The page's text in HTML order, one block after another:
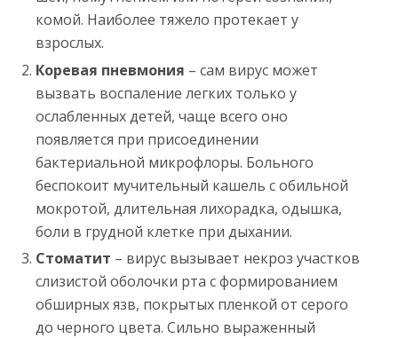
комой. Наиболее тяжело протекает у
взрослых.
Коревая пневмония – сам вирус может
вызвать воспаление легких только у
ослабленных детей, чаще всего оно
появляется при присоединении
бактериальной микрофлоры. Больного
беспокоит мучительный кашель с обильной
мокротой, длительная лихорадка, одышка,
боли в грудной клетке при дыхании.
Стоматит – вирус вызывает некроз участков
слизистой оболочки рта с формированием
обширных язв, покрытых пленкой от серого
до черного цвета. Сильно выраженный